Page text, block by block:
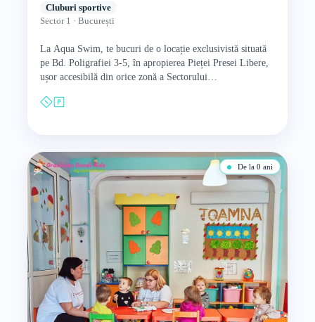
Cluburi sportive
Sector 1 · București
La Aqua Swim, te bucuri de o locație exclusivistă situată
pe Bd. Poligrafiei 3-5, în apropierea Pieței Presei Libere,
ușor accesibilă din orice zonă a Sectorului…
De la 0 ani